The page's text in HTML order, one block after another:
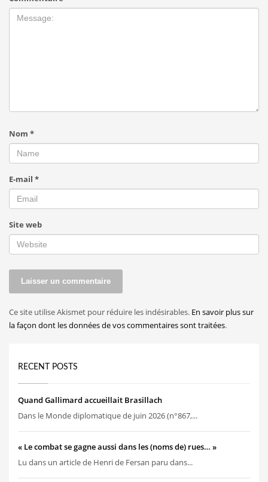
Nom *
E-mail *
Site web
Ce site utilise Akismet pour réduire les indésirables. En savoir plus sur
la façon dont les données de vos commentaires sont traitées.
RECENT POSTS
Quand Gallimard accueillait Brasillach
Dans le Monde diplomatique de juin 2026 (n°867,...
« Le combat se gagne aussi dans les (noms de) rues… »
Lu dans un article de Henri de Fersan paru dans...